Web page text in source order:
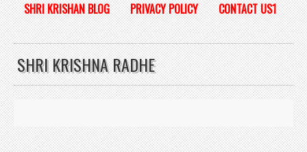
SHRI KRISHAN BLOG
PRIVACY POLICY CONTACT US1
SHRI KRISHNA RADHE